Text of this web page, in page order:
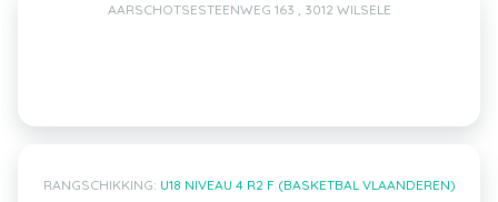
AARSCHOTSESTEENWEG 163 , 3012 WILSELE
RANGSCHIKKING: U18 NIVEAU 4 R2 F (BASKETBAL VLAANDEREN)